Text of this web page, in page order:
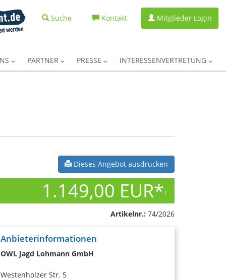
Suche Kontakt Mitglieder Login
PARTNER PRESSE INTERESSENVERTRETUNG
Dieses Angebot ausdrucken
1.149,00 EUR*1
Artikelnr.: 74/2026
Anbieterinformationen
OWL Jagd Lohmann GmbH
Westenholzer Str. 5